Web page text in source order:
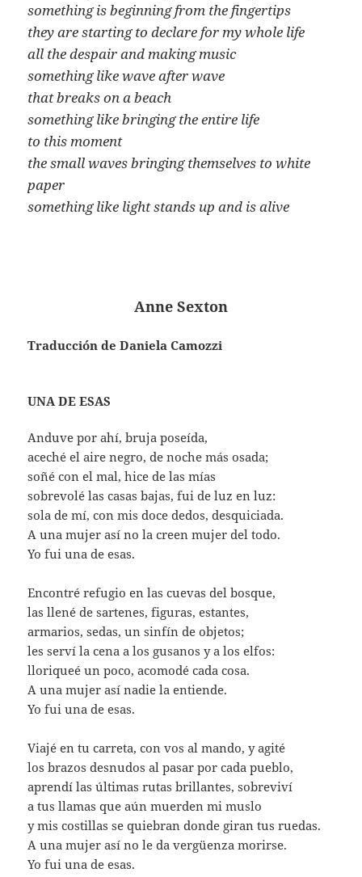
something is beginning from the fingertips
they are starting to declare for my whole life
all the despair and making music
something like wave after wave
that breaks on a beach
something like bringing the entire life
to this moment
the small waves bringing themselves to white
paper
something like light stands up and is alive
Anne Sexton
Traducción de Daniela Camozzi
UNA DE ESAS
Anduve por ahí, bruja poseída,
aceché el aire negro, de noche más osada;
soñé con el mal, hice de las mías
sobrevolé las casas bajas, fui de luz en luz:
sola de mí, con mis doce dedos, desquiciada.
A una mujer así no la creen mujer del todo.
Yo fui una de esas.
Encontré refugio en las cuevas del bosque,
las llené de sartenes, figuras, estantes,
armarios, sedas, un sinfín de objetos;
les serví la cena a los gusanos y a los elfos:
lloriqueé un poco, acomodé cada cosa.
A una mujer así nadie la entiende.
Yo fui una de esas.
Viajé en tu carreta, con vos al mando, y agité
los brazos desnudos al pasar por cada pueblo,
aprendí las últimas rutas brillantes, sobreviví
a tus llamas que aún muerden mi muslo
y mis costillas se quiebran donde giran tus ruedas.
A una mujer así no le da vergüenza morirse.
Yo fui una de esas.